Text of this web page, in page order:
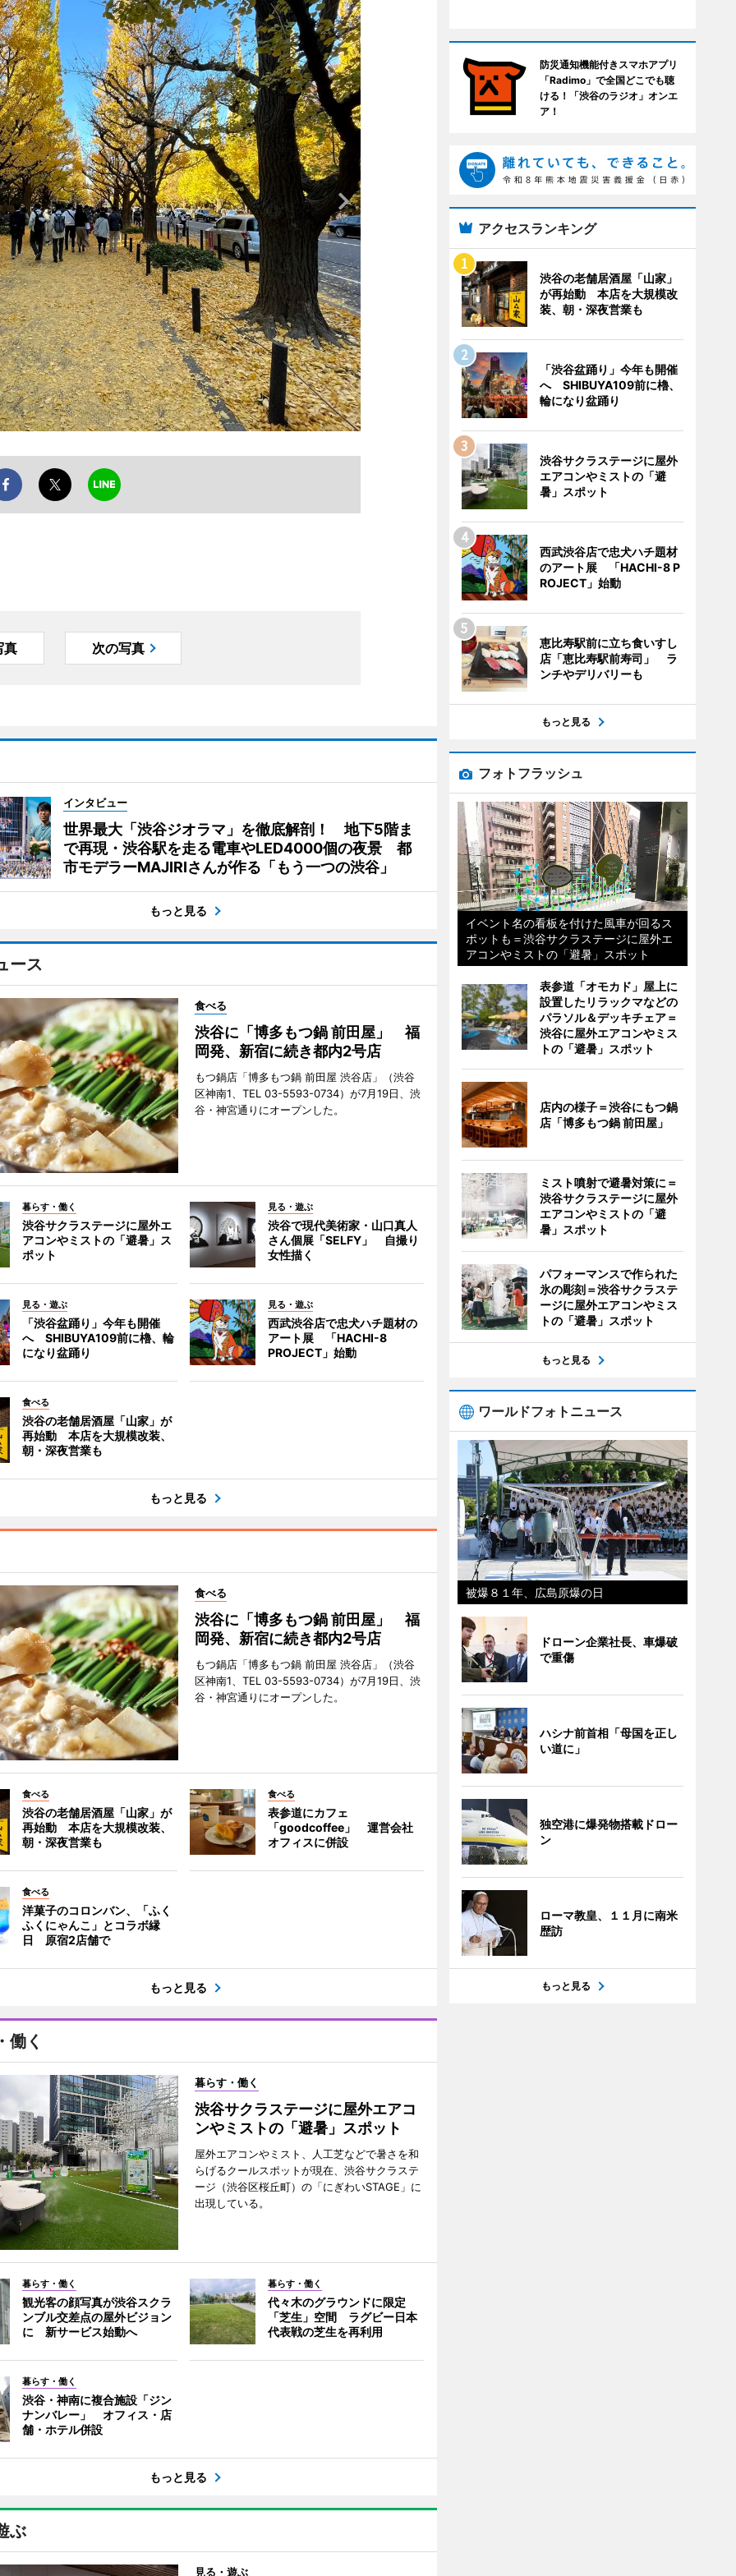
真 次の写真
インタビュー
世界最大「渋谷ジオラマ」を徹底解剖！ 地下5階ま
で再現・渋谷駅を走る電車やLED4000個の夜景 都
市モデラーMAJIRIさんが作る「もう一つの渋谷」
もっと見る
ース
食べる
渋谷に「博多もつ鍋 前田屋」 福
岡発、新宿に続き都内2号店
もつ鍋店「博多もつ鍋 前田屋 渋谷店」（渋谷
区神南1、TEL 03-5593-0734）が7月19日、渋
谷・神宮通りにオープンした。
暮らす・働く
渋谷サクラステージに屋外エ
アコンやミストの「避暑」ス
ポット
見る・遊ぶ
渋谷で現代美術家・山口真人
さん個展「SELFY」 自撮り
女性描く
見る・遊ぶ
「渋谷盆踊り」今年も開催
へ SHIBUYA109前に櫓、輪
になり盆踊り
見る・遊ぶ
西武渋谷店で忠犬ハチ題材の
アート展 「HACHI-8
PROJECT」始動
食べる
渋谷の老舗居酒屋「山家」が
再始動 本店を大規模改装、
朝・深夜営業も
もっと見る
食べる
渋谷に「博多もつ鍋 前田屋」 福
岡発、新宿に続き都内2号店
もつ鍋店「博多もつ鍋 前田屋 渋谷店」（渋谷
区神南1、TEL 03-5593-0734）が7月19日、渋
谷・神宮通りにオープンした。
食べる
渋谷の老舗居酒屋「山家」が
再始動 本店を大規模改装、
朝・深夜営業も
食べる
表参道にカフェ
「goodcoffee」 運営会社
オフィスに併設
食べる
洋菓子のコロンバン、「ふく
ふくにゃんこ」とコラボ縁
日 原宿2店舗で
もっと見る
働く
暮らす・働く
渋谷サクラステージに屋外エアコ
ンやミストの「避暑」スポット
屋外エアコンやミスト、人工芝などで暑さを和
らげるクールスポットが現在、渋谷サクラステ
ージ（渋谷区桜丘町）の「にぎわいSTAGE」に
出現している。
暮らす・働く
観光客の顔写真が渋谷スクラ
ンブル交差点の屋外ビジョン
に 新サービス始動へ
暮らす・働く
代々木のグラウンドに限定
「芝生」空間 ラグビー日本
代表戦の芝生を再利用
暮らす・働く
渋谷・神南に複合施設「ジン
ナンバレー」 オフィス・店
舗・ホテル併設
もっと見る
ぶ
見る・遊ぶ
防災通知機能付きスマホアプリ
「Radimo」で全国どこでも聴
ける！「渋谷のラジオ」オンエ
ア！
アクセスランキング
渋谷の老舗居酒屋「山家」
が再始動 本店を大規模改
装、朝・深夜営業も
「渋谷盆踊り」今年も開催
へ SHIBUYA109前に櫓、
輪になり盆踊り
渋谷サクラステージに屋外
エアコンやミストの「避
暑」スポット
西武渋谷店で忠犬ハチ題材
のアート展 「HACHI-8 P
ROJECT」始動
恵比寿駅前に立ち食いすし
店「恵比寿駅前寿司」 ラ
ンチやデリバリーも
もっと見る
フォトフラッシュ
イベント名の看板を付けた風車が回るス
ポットも＝渋谷サクラステージに屋外エ
アコンやミストの「避暑」スポット
表参道「オモカド」屋上に
設置したリラックマなどの
パラソル＆デッキチェア＝
渋谷に屋外エアコンやミス
トの「避暑」スポット
店内の様子＝渋谷にもつ鍋
店「博多もつ鍋 前田屋」
ミスト噴射で避暑対策に＝
渋谷サクラステージに屋外
エアコンやミストの「避
暑」スポット
パフォーマンスで作られた
氷の彫刻＝渋谷サクラステ
ージに屋外エアコンやミス
トの「避暑」スポット
もっと見る
ワールドフォトニュース
被爆８１年、広島原爆の日
ドローン企業社長、車爆破
で重傷
ハシナ前首相「母国を正し
い道に」
独空港に爆発物搭載ドロー
ン
ローマ教皇、１１月に南米
歴訪
もっと見る